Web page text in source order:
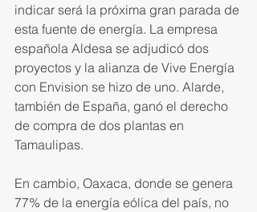
indicar será la próxima gran parada de
esta fuente de energía. La em­presa
española Aldesa se adjudicó dos
proyectos y la alianza de Vive Energía
con Envision se hizo de uno. Alarde,
también de España, ganó el derecho
de compra de dos plantas en
Tamaulipas.
En cambio, Oaxaca, donde se genera
77% de la energía eólica del país, no